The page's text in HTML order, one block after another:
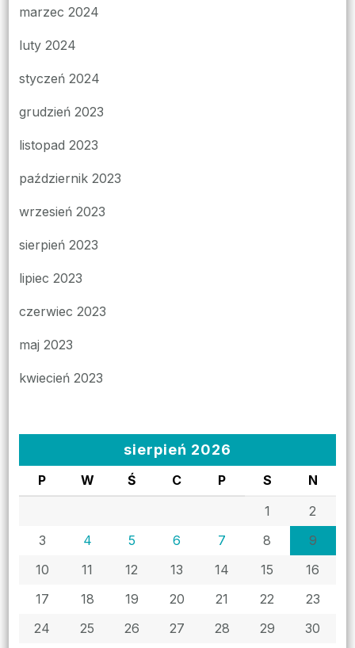
marzec 2024
luty 2024
styczeń 2024
grudzień 2023
listopad 2023
październik 2023
wrzesień 2023
sierpień 2023
lipiec 2023
czerwiec 2023
maj 2023
kwiecień 2023
sierpień 2026
P W Ś C P S
N
1
2
3
4 5 6 7 8
9
10
11 12 13 14 15
16
17
18 19 20 21 22
23
24
25 26 27 28 29 30